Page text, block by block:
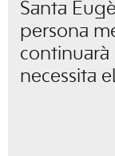
Santa
persona
necessita